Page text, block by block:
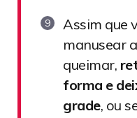
Assim que
manusear
queimar,
forma e
grade, ou